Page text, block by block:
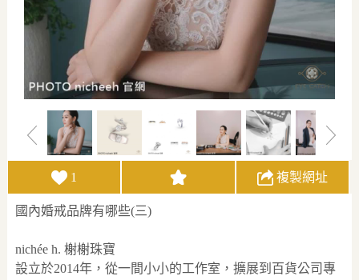
1 複製網址
國內婚戒品牌有哪些(三)
nichée h. 榭榭珠寶
設立於2014年，從一間小小的工作室，擴展到百貨公司專